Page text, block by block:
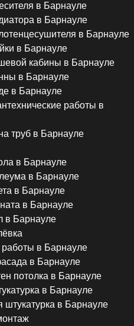
в Барнауле
в Барнауле
в Барнауле
в Барнауле
кабины в Барнауле
в Барнауле
в Барнауле
работы в
труб в Барнауле
в Барнауле
в Барнауле
в Барнауле
в Барнауле
в Барнауле
в Барнауле
в Барнауле
потолка в Барнауле
в Барнауле
штукатурка в Барнауле